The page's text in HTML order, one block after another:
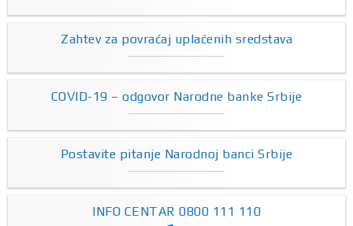
Zahtev za povraćaj uplaćenih sredstava
COVID-19 – odgovor Narodne banke Srbije
Postavite pitanje Narodnoj banci Srbije
INFO CENTAR 0800 111 110